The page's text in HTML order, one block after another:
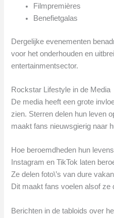
Filmpremières
Benefietgalas
Dergelijke evenementen
voor het onderhouden en
entertainmentsector.
Rockstar Lifestyle in de Media
De media heeft een grote
zien. Sterren delen hun leven
maakt fans nieuwsgierig naar
Hoe beroemdheden hun
Instagram en TikTok laten
Ze delen foto\’s van dure
Dit maakt fans voelen alsof ze
Berichten in de tabloids over